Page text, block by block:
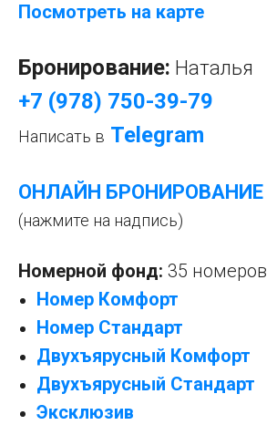
Посмотреть на карте
Бронирование: Наталья
+7 (978) 750-39-79
Написать в Telegram
ОНЛАЙН БРОНИРОВАНИЕ
(нажмите на надпись)
Номерной фонд: 35 номеров
Номер Комфорт
Номер Стандарт
Двухъярусный Комфорт
Двухъярусный Стандарт
Эксклюзив